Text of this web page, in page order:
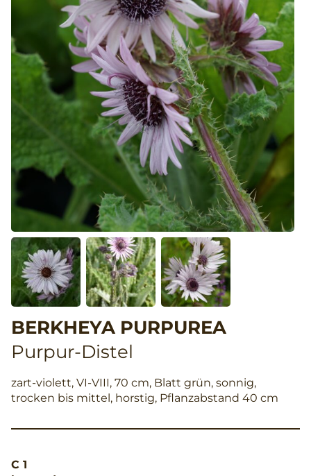
BERKHEYA PURPUREA
Purpur-Distel
zart-violett, VI-VIII, 70 cm, Blatt grün, sonnig,
trocken bis mittel, horstig, Pflanzabstand 40 cm
C 1